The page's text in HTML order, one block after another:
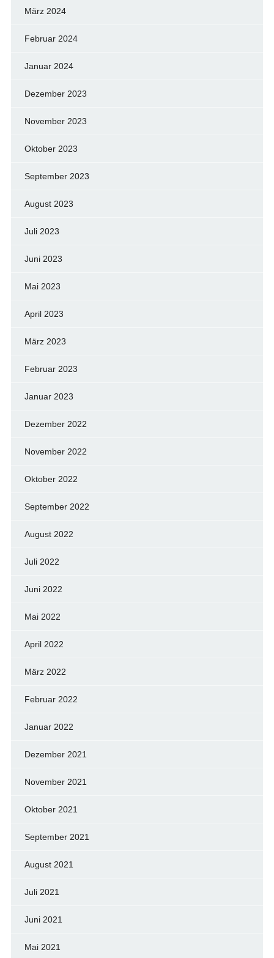
März 2024
Februar 2024
Januar 2024
Dezember 2023
November 2023
Oktober 2023
September 2023
August 2023
Juli 2023
Juni 2023
Mai 2023
April 2023
März 2023
Februar 2023
Januar 2023
Dezember 2022
November 2022
Oktober 2022
September 2022
August 2022
Juli 2022
Juni 2022
Mai 2022
April 2022
März 2022
Februar 2022
Januar 2022
Dezember 2021
November 2021
Oktober 2021
September 2021
August 2021
Juli 2021
Juni 2021
Mai 2021